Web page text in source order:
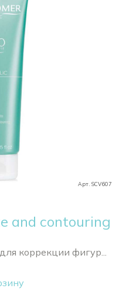
Арт. SCV607
and contouring
коррекции фигур...